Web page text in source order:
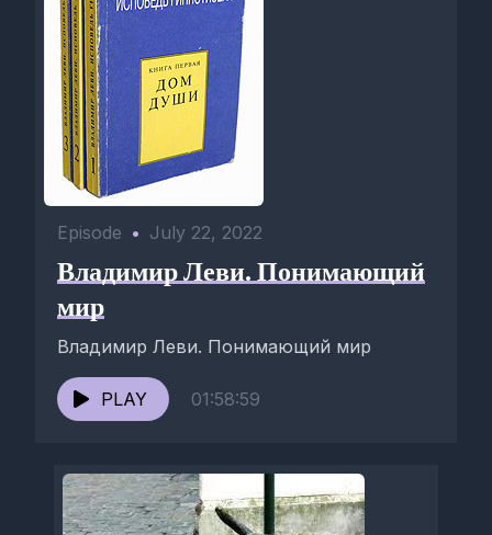
Episode • July 22, 2022
Владимир Леви. Понимающий
мир
Владимир Леви. Понимающий мир
PLAY 01:58:59